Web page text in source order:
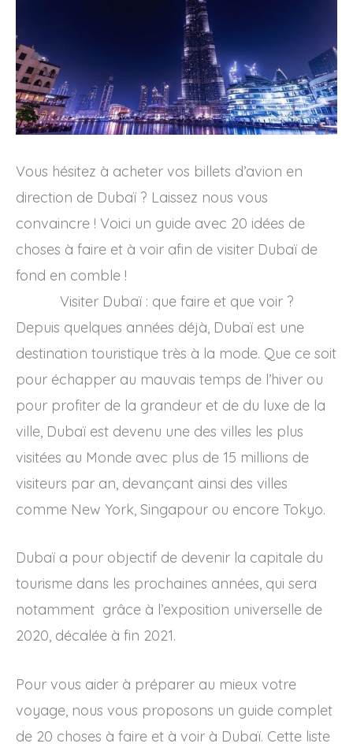
Vous hésitez à acheter vos billets d’avion en
direction de Dubaï ? Laissez nous vous
convaincre ! Voici un guide avec 20 idées de
choses à faire et à voir afin de visiter Dubaï de
fond en comble !
Visiter Dubaï : que faire et que voir ?
Depuis quelques années déjà, Dubaï est une
destination touristique très à la mode. Que ce soit
pour échapper au mauvais temps de l’hiver ou
pour profiter de la grandeur et de du luxe de la
ville, Dubaï est devenu une des villes les plus
visitées au Monde avec plus de 15 millions de
visiteurs par an, devançant ainsi des villes
comme New York, Singapour ou encore Tokyo.
Dubaï a pour objectif de devenir la capitale du
tourisme dans les prochaines années, qui sera
notamment grâce à l’exposition universelle de
2020, décalée à fin 2021.
Pour vous aider à préparer au mieux votre
voyage, nous vous proposons un guide complet
de 20 choses à faire et à voir à Dubaï. Cette liste